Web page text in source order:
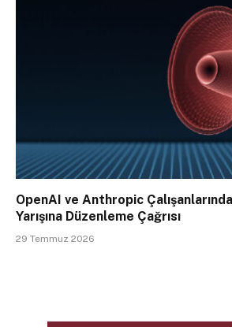
OpenAI ve Anthropic
Yarışına Düzenleme Çağrısı
29 Temmuz 2026